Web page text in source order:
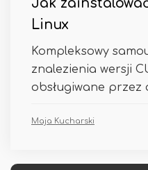
Jak
Linux
Kompleksowy
znalezienia wersji
obsługiwane przez
Maja Kucharski